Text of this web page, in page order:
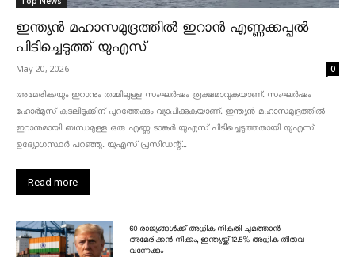
ഇന്ത്യൻ മഹാസമുദ്രത്തിൽ ഇറാൻ എണ്ണക്കപ്പൽ
പിടിച്ചെടുത്ത് യുഎസ്
May 20, 2026 0
അമേരിക്കയും ഇറാനും തമ്മിലുള്ള സംഘർഷം രൂക്ഷമാവുകയാണ്. സംഘർഷം
ഹോർമുസ് കടലിടുക്കിന് പുറത്തേക്കും വ്യാപിക്കുകയാണ്. ഇന്ത്യൻ മഹാസമുദ്രത്തിൽ
ഇറാനുമായി ബന്ധമുള്ള ഒരു എണ്ണ ടാങ്കർ യുഎസ് പിടിച്ചെടുത്തതായി യുഎസ്
ഉദ്യോഗസ്ഥർ പറഞ്ഞു. യുഎസ് പ്രസിഡന്റ്...
Read more
60 രാജ്യങ്ങൾക്ക് അധിക നികുതി ചുമത്താൻ
അമേരിക്കൻ നീക്കം, ഇന്ത്യയ്ക്ക് 12.5% അധിക തീരുവ
വന്നേക്കും